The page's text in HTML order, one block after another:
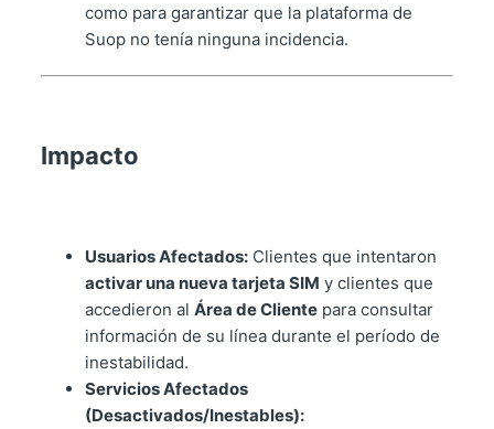
como para garantizar que la plataforma de
Suop no tenía ninguna incidencia.
Impacto
Usuarios Afectados:Clientes que intentaron
activar una nueva tarjeta SIM y clientes que
accedieron al Área de Clientepara consultar
información de su línea durante el período de
inestabilidad.
Servicios Afectados
(Desactivados/Inestables):